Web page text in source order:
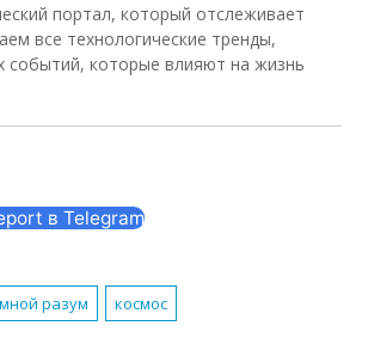
портал, который отслеживает
все технологические тренды,
событий, которые влияют на жизнь
в Telegram
разум
космос